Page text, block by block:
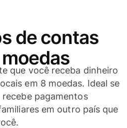
de contas
que você receba dinheiro
em 8 moedas. Ideal se
pagamentos
em outro país que